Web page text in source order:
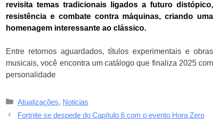
revisita temas tradicionais ligados a futuro distópico,
resistência e combate contra máquinas, criando uma
homenagem interessante ao clássico.
Entre retornos aguardados, títulos experimentais e obras
musicais, você encontra um catálogo que finaliza 2025 com
personalidade
Categorias
Atualizações, Noticias
Fortnite se despede do Capítulo 6 com o evento Hora Zero